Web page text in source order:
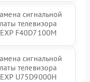
сигнальной
телевизора
F40D7100M
сигнальной
телевизора
U75D9000H